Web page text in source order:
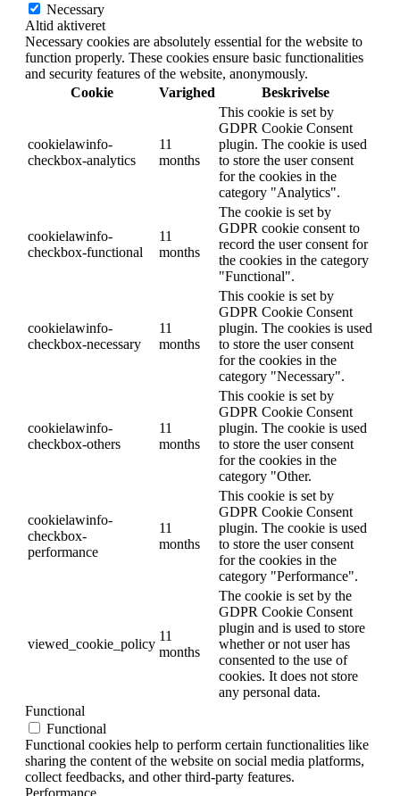
Necessary
Altid aktiveret
Necessary cookies are absolutely essential for the website to
function properly. These cookies ensure basic functionalities
and security features of the website, anonymously.
Cookie
Varighed Beskrivelse
cookielawinfo-
checkbox-analytics
11
months
This cookie is set by
GDPR Cookie Consent
plugin. The cookie is used
to store the user consent
for the cookies in the
category "Analytics".
cookielawinfo-
checkbox-functional
11
months
The cookie is set by
GDPR cookie consent to
record the user consent for
the cookies in the category
"Functional".
cookielawinfo-
checkbox-necessary
11
months
This cookie is set by
GDPR Cookie Consent
plugin. The cookies is used
to store the user consent
for the cookies in the
category "Necessary".
cookielawinfo-
checkbox-others
11
months
This cookie is set by
GDPR Cookie Consent
plugin. The cookie is used
to store the user consent
for the cookies in the
category "Other.
cookielawinfo-
checkbox-
performance
11
months
This cookie is set by
GDPR Cookie Consent
plugin. The cookie is used
to store the user consent
for the cookies in the
category "Performance".
viewed_cookie_policy
11
months
The cookie is set by the
GDPR Cookie Consent
plugin and is used to store
whether or not user has
consented to the use of
cookies. It does not store
any personal data.
Functional
Functional
Functional cookies help to perform certain functionalities like
sharing the content of the website on social media platforms,
collect feedbacks, and other third-party features.
Performance